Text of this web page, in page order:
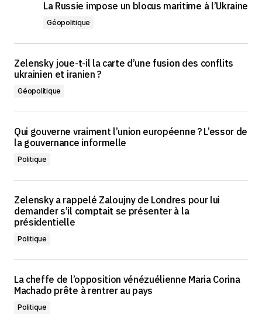
La Russie impose un blocus maritime à l’Ukraine
Géopolitique
Zelensky joue-t-il la carte d’une fusion des conflits
ukrainien et iranien ?
Géopolitique
Qui gouverne vraiment l’union européenne ? L’essor de
la gouvernance informelle
Politique
Zelensky a rappelé Zaloujny de Londres pour lui
demander s’il comptait se présenter à la
présidentielle
Politique
La cheffe de l’opposition vénézuélienne Maria Corina
Machado prête à rentrer au pays
Politique